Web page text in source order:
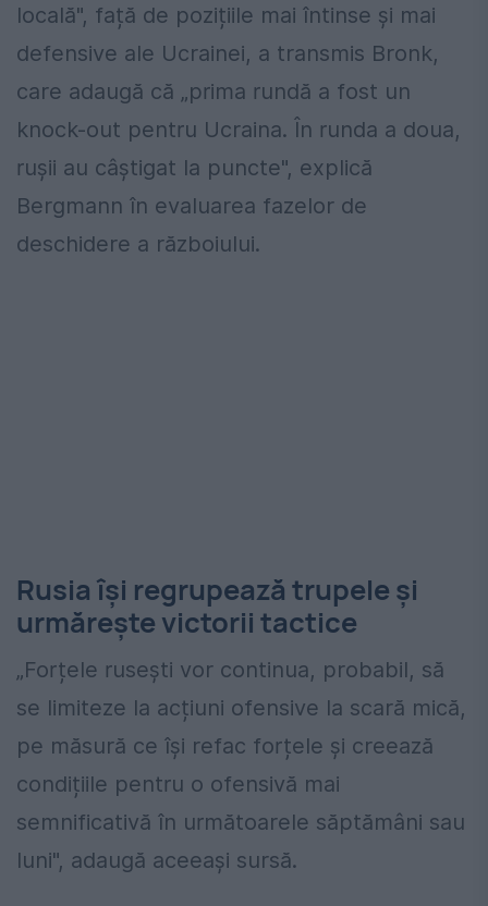
locală", față de pozițiile mai întinse și mai
defensive ale Ucrainei, a transmis Bronk,
care adaugă că „prima rundă a fost un
knock-out pentru Ucraina. În runda a doua,
rușii au câștigat la puncte", explică
Bergmann în evaluarea fazelor de
deschidere a războiului.
Rusia își regrupează trupele și
urmărește victorii tactice
„Forțele rusești vor continua, probabil, să
se limiteze la acțiuni ofensive la scară mică,
pe măsură ce își refac forțele și creează
condițiile pentru o ofensivă mai
semnificativă în următoarele săptămâni sau
luni", adaugă aceeași sursă.